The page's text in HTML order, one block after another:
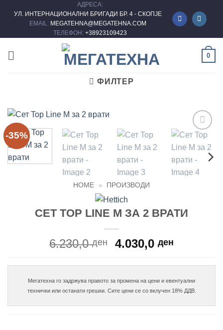
АДРЕСА:
УЛ. ИНТЕРНАЦИОНАЛНИ БРИГАДИ БР. 4 - СКОПЈЕ
EMAIL: MEGATEHNA@MEGATEHNA.COM
ТЕЛЕФОН: +38923109423
0
ФИЛТЕР
-35%
Add to
wishlist
HOME » ПРОИЗВОДИ
СЕТ TOP LINE M ЗА 2 ВРАТИ
6.230,0ден
Original
was:
6.230,0 ден.
4.030,0 денCurrent
is:
4.030,0
Мегатехна го задржува правото за промена на цени и евентуални